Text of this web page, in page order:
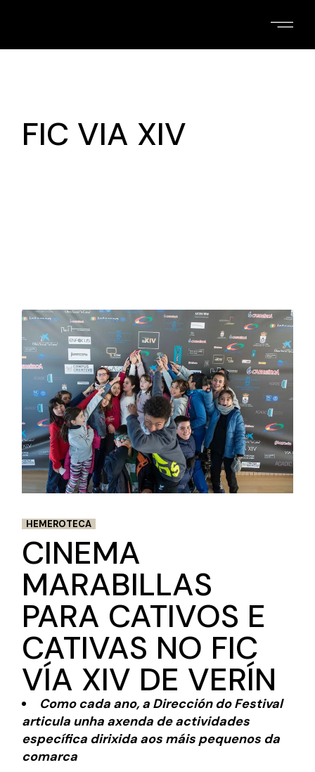
FIC VIA XIV
HEMEROTECA
CINEMA
MARABILLAS
PARA CATIVOS E
CATIVAS NO FIC
VÍA XIV DE VERÍN
Como cada ano, a Dirección do Festival
articula unha axenda de actividades
específica dirixida aos máis pequenos da
comarca